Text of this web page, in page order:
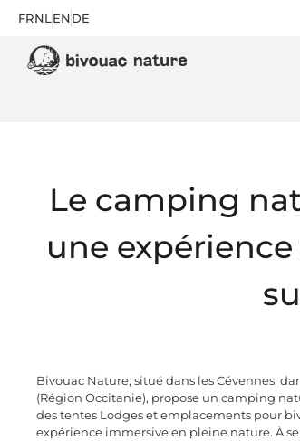
FRNLENDE
Le camping
une
Bivouac Nature, situé dans les Cévennes,
(Région Occitanie), propose un camping
des tentes Lodges et emplacements pour
expérience immersive en pleine nature. À